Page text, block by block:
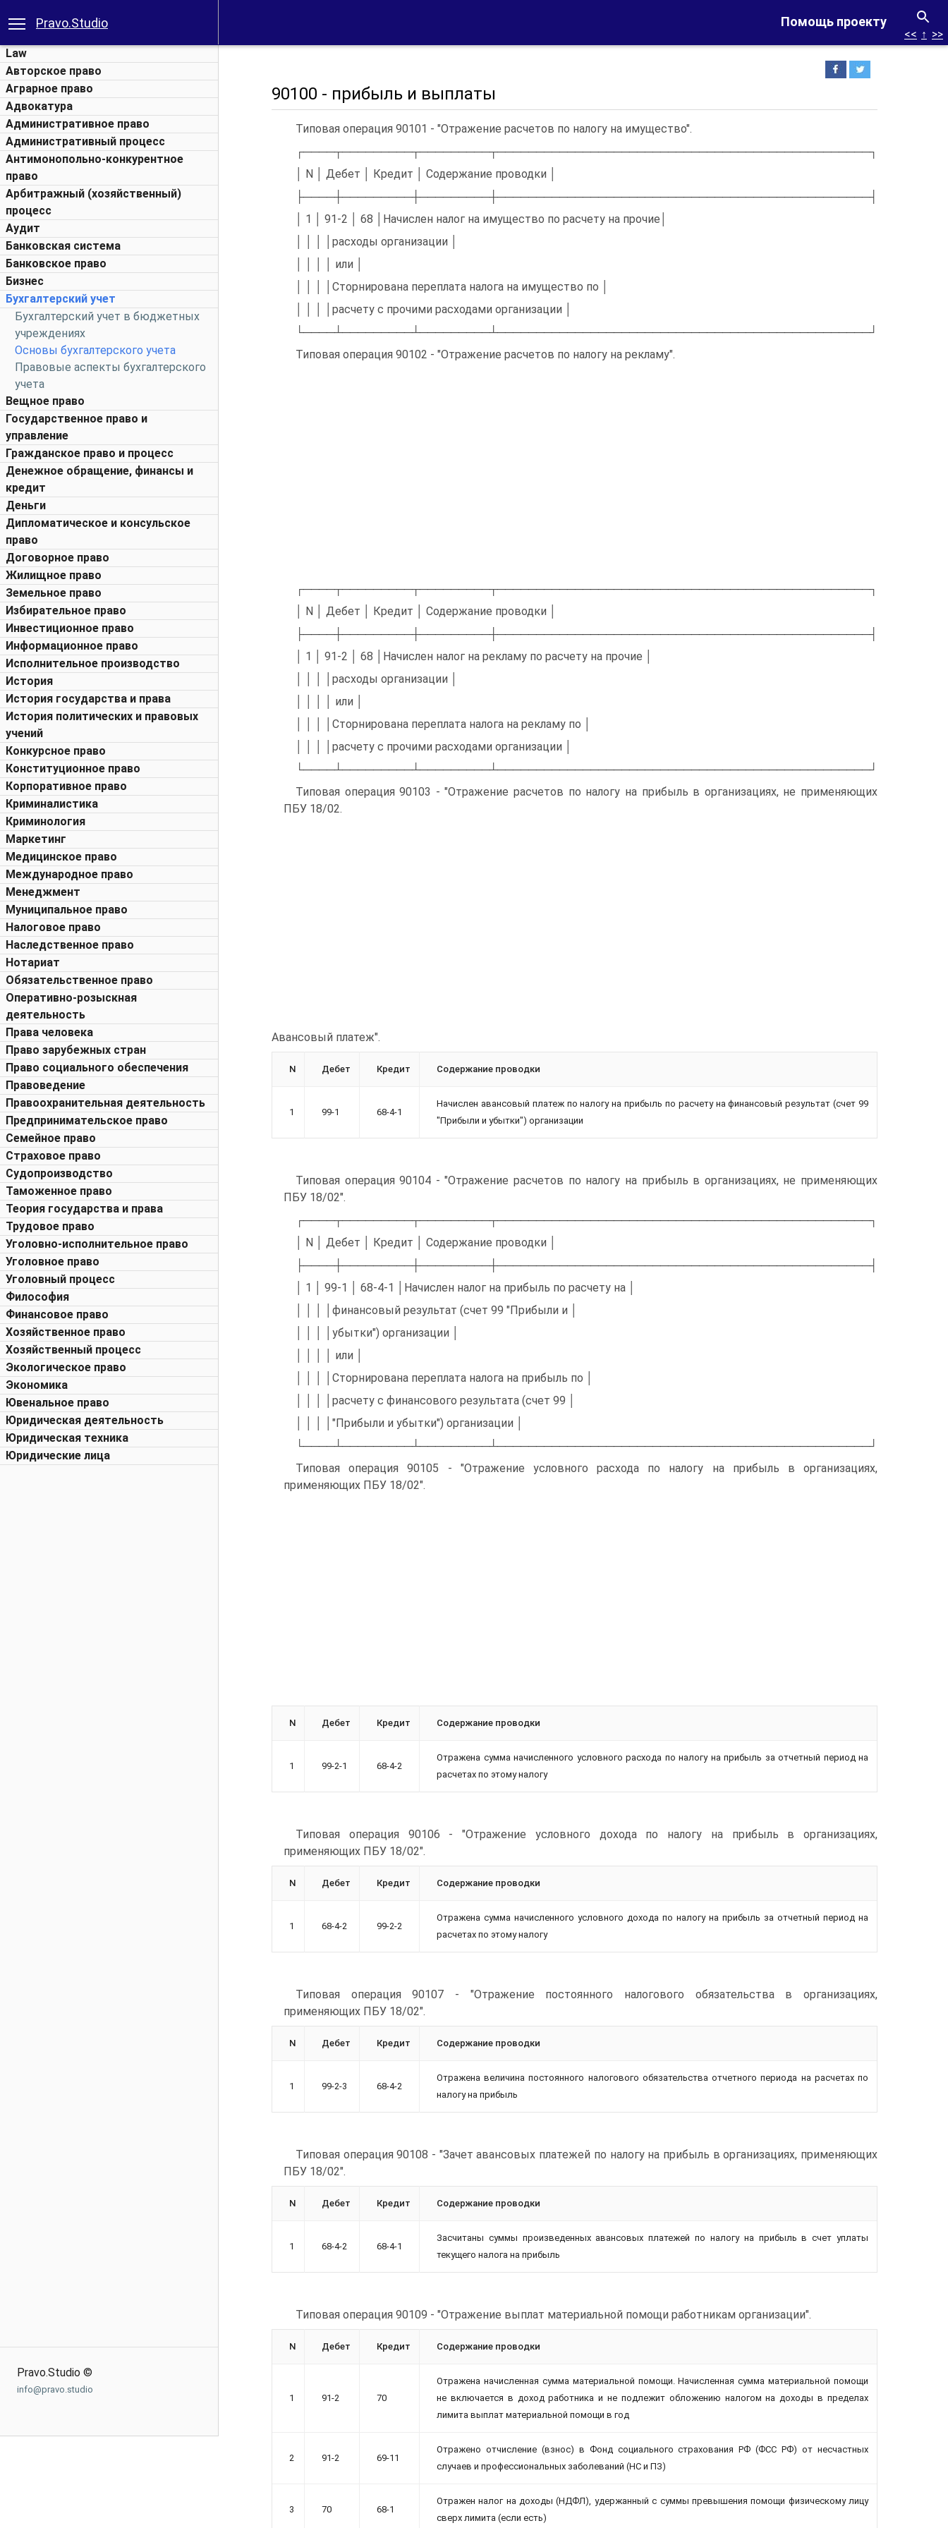
Помощь проекту
Pravo.Studio
Law
Авторское право
Аграрное право
Адвокатура
Административное право
Административный процесс
Антимонопольно-конкурентное
право
Арбитражный (хозяйственный)
процесс
Аудит
Банковская система
Банковское право
Бизнес
Бухгалтерский учет
Бухгалтерский учет в бюджетных
учреждениях
Основы бухгалтерского учета
Правовые аспекты бухгалтерского
учета
Вещное право
Государственное право и
управление
Гражданское право и процесс
Денежное обращение, финансы и
кредит
Деньги
Дипломатическое и консульское
право
Договорное право
Жилищное право
Земельное право
Избирательное право
Инвестиционное право
Информационное право
Исполнительное производство
История
История государства и права
История политических и правовых
учений
Конкурсное право
Конституционное право
Корпоративное право
Криминалистика
Криминология
Маркетинг
Медицинское право
Международное право
Менеджмент
Муниципальное право
Налоговое право
Наследственное право
Нотариат
Обязательственное право
Оперативно-розыскная
деятельность
Права человека
Право зарубежных стран
Право социального обеспечения
Правоведение
Правоохранительная деятельность
Предпринимательское право
Семейное право
Страховое право
Судопроизводство
Таможенное право
Теория государства и права
Трудовое право
Уголовно-исполнительное право
Уголовное право
Уголовный процесс
Философия
Финансовое право
Хозяйственное право
Хозяйственный процесс
Экологическое право
Экономика
Ювенальное право
Юридическая деятельность
Юридическая техника
Юридические лица
Pravo.Studio ©
info@pravo.studio
<< ↑ >>
90100 - прибыль и выплаты
Типовая операция 90101 - "Отражение расчетов по налогу на имущество".
┌────┬─────────┬─────────┬────────────────────────────────────────────────┐
│ N │ Дебет │ Кредит │ Содержание проводки │
├────┼─────────┼─────────┼────────────────────────────────────────────────┤
│ 1 │ 91-2 │ 68 │Начислен налог на имущество по расчету на прочие│
│ │ │ │расходы организации │
│ │ │ │ или │
│ │ │ │Сторнирована переплата налога на имущество по │
│ │ │ │расчету с прочими расходами организации │
└────┴─────────┴─────────┴────────────────────────────────────────────────┘
Типовая операция 90102 - "Отражение расчетов по налогу на рекламу".
┌────┬─────────┬─────────┬────────────────────────────────────────────────┐
│ N │ Дебет │ Кредит │ Содержание проводки │
├────┼─────────┼─────────┼────────────────────────────────────────────────┤
│ 1 │ 91-2 │ 68 │Начислен налог на рекламу по расчету на прочие │
│ │ │ │расходы организации │
│ │ │ │ или │
│ │ │ │Сторнирована переплата налога на рекламу по │
│ │ │ │расчету с прочими расходами организации │
└────┴─────────┴─────────┴────────────────────────────────────────────────┘
Типовая операция 90103 - "Отражение расчетов по налогу на прибыль в организациях, не применяющих
ПБУ 18/02.
Авансовый платеж".
N Дебет Кредит Содержание проводки
1 99-1 68-4-1
Начислен авансовый платеж по налогу на прибыль по расчету на финансовый результат (счет 99
"Прибыли и убытки") организации
Типовая операция 90104 - "Отражение расчетов по налогу на прибыль в организациях, не применяющих
ПБУ 18/02".
┌────┬─────────┬─────────┬────────────────────────────────────────────────┐
│ N │ Дебет │ Кредит │ Содержание проводки │
├────┼─────────┼─────────┼────────────────────────────────────────────────┤
│ 1 │ 99-1 │ 68-4-1 │Начислен налог на прибыль по расчету на │
│ │ │ │финансовый результат (счет 99 "Прибыли и │
│ │ │ │убытки") организации │
│ │ │ │ или │
│ │ │ │Сторнирована переплата налога на прибыль по │
│ │ │ │расчету с финансового результата (счет 99 │
│ │ │ │"Прибыли и убытки") организации │
└────┴─────────┴─────────┴────────────────────────────────────────────────┘
Типовая операция 90105 - "Отражение условного расхода по налогу на прибыль в организациях,
применяющих ПБУ 18/02".
N Дебет Кредит Содержание проводки
1 99-2-1 68-4-2
Отражена сумма начисленного условного расхода по налогу на прибыль за отчетный период на
расчетах по этому налогу
Типовая операция 90106 - "Отражение условного дохода по налогу на прибыль в организациях,
применяющих ПБУ 18/02".
N Дебет Кредит Содержание проводки
1 68-4-2 99-2-2
Отражена сумма начисленного условного дохода по налогу на прибыль за отчетный период на
расчетах по этому налогу
Типовая операция 90107 - "Отражение постоянного налогового обязательства в организациях,
применяющих ПБУ 18/02".
N Дебет Кредит Содержание проводки
1 99-2-3 68-4-2
Отражена величина постоянного налогового обязательства отчетного периода на расчетах по
налогу на прибыль
Типовая операция 90108 - "Зачет авансовых платежей по налогу на прибыль в организациях, применяющих
ПБУ 18/02".
N Дебет Кредит Содержание проводки
1 68-4-2 68-4-1
Засчитаны суммы произведенных авансовых платежей по налогу на прибыль в счет уплаты
текущего налога на прибыль
Типовая операция 90109 - "Отражение выплат материальной помощи работникам организации".
N Дебет Кредит Содержание проводки
1 91-2 70
Отражена начисленная сумма материальной помощи. Начисленная сумма материальной помощи
не включается в доход работника и не подлежит обложению налогом на доходы в пределах
лимита выплат материальной помощи в год
2 91-2 69-11
Отражено отчисление (взнос) в Фонд социального страхования РФ (ФСС РФ) от несчастных
случаев и профессиональных заболеваний (НС и ПЗ)
3 70 68-1
Отражен налог на доходы (НДФЛ), удержанный с суммы превышения помощи физическому лицу
сверх лимита (если есть)